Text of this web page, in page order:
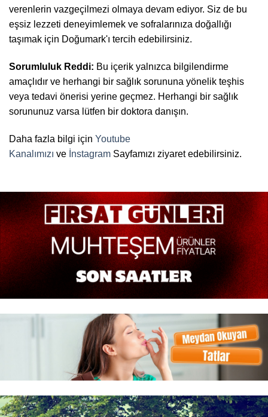
verenlerin vazgeçilmezi olmaya devam ediyor. Siz de bu
eşsiz lezzeti deneyimlemek ve sofralarınıza doğallığı
taşımak için Doğumark'ı tercih edebilirsiniz.
Sorumluluk Reddi: Bu içerik yalnızca bilgilendirme
amaçlıdır ve herhangi bir sağlık sorununa yönelik teşhis
veya tedavi önerisi yerine geçmez. Herhangi bir sağlık
sorununuz varsa lütfen bir doktora danışın.
Daha fazla bilgi için Youtube
Kanalımızı ve İnstagram Sayfamızı ziyaret edebilirsiniz.